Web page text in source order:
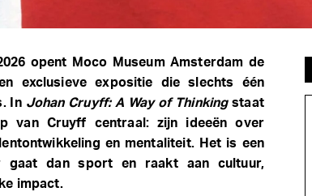
opent Moco Museum Amsterdam de
exclusieve expositie die slechts één
In Johan Cruyff: A Way of Thinkingstaat
van Cruyff centraal: zijn ideeën over
en mentaliteit. Het is een
gaat dan sport en raakt aan cultuur,
impact.